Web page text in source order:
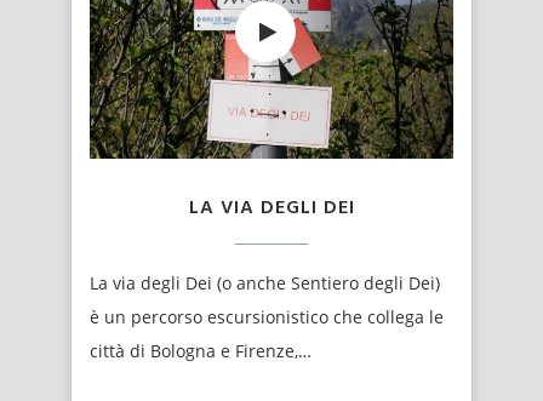
LA VIA DEGLI DEI
La via degli Dei (o anche Sentiero degli Dei)
è un percorso escursionistico che collega le
città di Bologna e Firenze,…